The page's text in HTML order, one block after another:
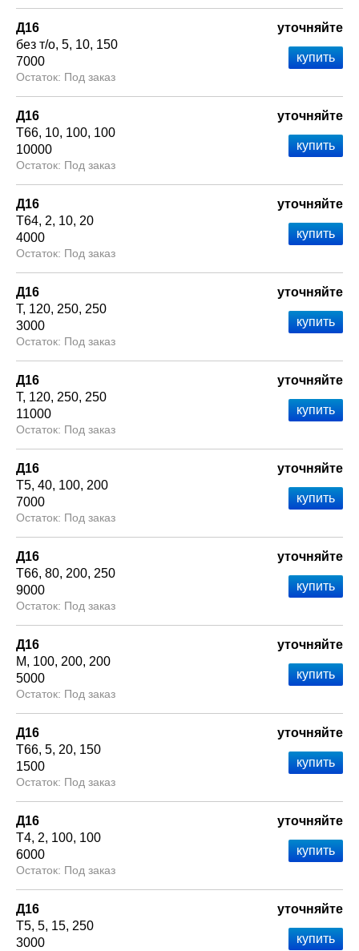
Д16
без т/о 5 10 150
7000
Под заказ
уточняйте
Д16
Т66 10 100 100
10000
Под заказ
уточняйте
Д16
Т64 2 10 20
4000
Под заказ
уточняйте
Д16
Т 120 250 250
3000
Под заказ
уточняйте
Д16
Т 120 250 250
11000
Под заказ
уточняйте
Д16
Т5 40 100 200
7000
Под заказ
уточняйте
Д16
Т66 80 200 250
9000
Под заказ
уточняйте
Д16
М
100 200 200
5000
Под заказ
уточняйте
Д16
Т66 5 20 150
1500
Под заказ
уточняйте
Д16
Т4 2 100 100
6000
Под заказ
уточняйте
Д16
Т5 5 15 250
3000
уточняйте